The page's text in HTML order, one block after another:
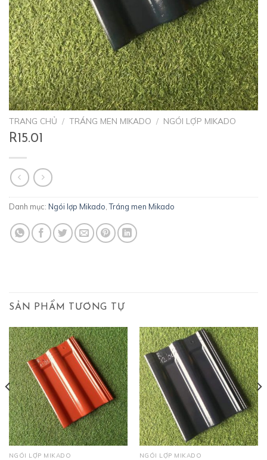
TRANG CHỦ / TRÁNG MEN MIKADO / NGÓI LỢP MIKADO
R15.01
Danh mục: Ngói lợp Mikado ,Tráng men Mikado
SẢN PHẨM TƯƠNG TỰ
NGÓI LỢP MIKADO NGÓI LỢP MIKADO